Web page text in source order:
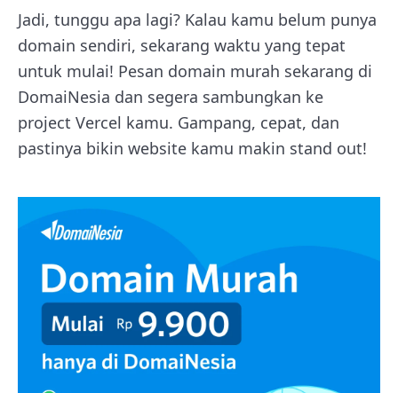
Jadi, tunggu apa lagi? Kalau kamu belum punya
domain sendiri, sekarang waktu yang tepat
untuk mulai! Pesan domain murah sekarang di
DomaiNesia dan segera sambungkan ke
project Vercel kamu. Gampang, cepat, dan
pastinya bikin website kamu makin stand out!